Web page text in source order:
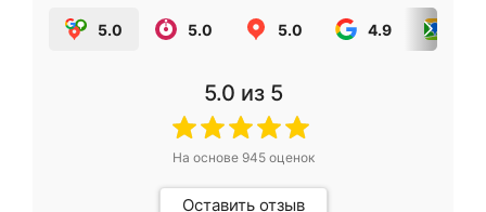
5.0 5.0 5.0 4.9
5.0 из 5
На основе 945оценок
Оставить отзыв